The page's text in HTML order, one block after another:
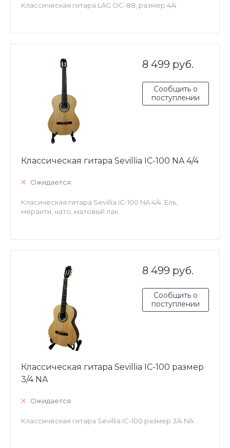
Классическая гитара LAG OC-88, размер 4/4
8 499 руб.
Сообщить о
поступлении
Классическая гитара Sevillia IC-100 NA 4/4
Ожидается
Класическая гитара Sevillia IC-100 NA 4/4. Ель,
меранти, нато, матовый лак.
8 499 руб.
Сообщить о
поступлении
Классическая гитара Sevillia IC-100 размер
3/4 NA
Ожидается
Классическая гитара Sevillia IC-100 размер 3/4 NA